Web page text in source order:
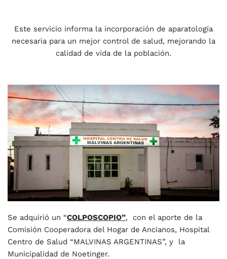
Este servicio informa la incorporación de aparatología
necesaria para un mejor control de salud, mejorando la
calidad de vida de la población.
Se adquirió un “COLPOSCOPIO”, con el aporte de la
Comisión Cooperadora del Hogar de Ancianos, Hospital
Centro de Salud “MALVINAS ARGENTINAS”, y la
Municipalidad de Noetinger.